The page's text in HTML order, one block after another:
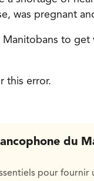
was pregnant
to get
this error.
du
pour